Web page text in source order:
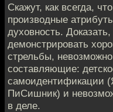
Скажут, как всегда,
производные
духовность.
демонстрировать
стрельбы,
составляющие:
самоидентификации
ПиСишник) и
в деле.